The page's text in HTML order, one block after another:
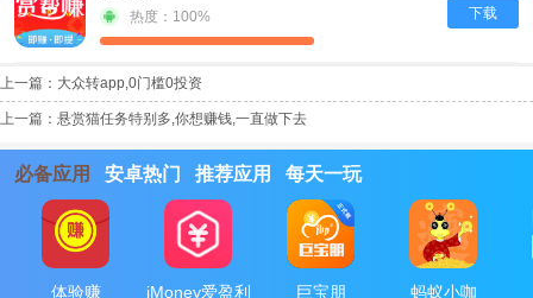
热度：100% 下载
上一篇： 大众转app,0门槛0投资
上一篇： 悬赏猫任务特别多,你想赚钱,一直做下去
必备应用 安卓热门 推荐应用 每天一玩
体验赚 iMoney爱盈利 巨宝朋 蚂蚁小咖